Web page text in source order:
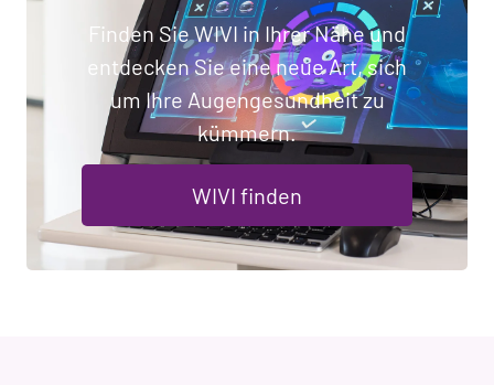
Finden Sie WIVI in Ihrer Nähe und
entdecken Sie eine neue Art, sich
um Ihre Augengesundheit zu
kümmern.
WIVI finden